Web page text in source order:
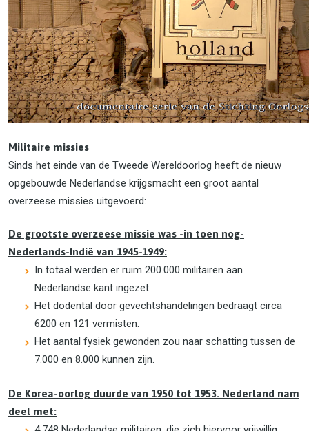
Militaire missies
Sinds het einde van de Tweede Wereldoorlog heeft de nieuw
opgebouwde Nederlandse krijgsmacht een groot aantal
overzeese missies uitgevoerd:
De grootste overzeese missie was -in toen nog-
Nederlands-Indië van 1945-1949:
In totaal werden er ruim 200.000 militairen aan
Nederlandse kant ingezet.
Het dodental door gevechtshandelingen bedraagt circa
6200 en 121 vermisten.
Het aantal fysiek gewonden zou naar schatting tussen de
7.000 en 8.000 kunnen zijn.
De Korea-oorlog duurde van 1950 tot 1953. Nederland nam
deel met: